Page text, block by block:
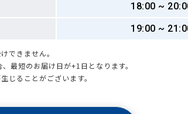
18:00 ~
19:00 ~
できません。
最短のお届け日が+1日となります。
じることがございます。